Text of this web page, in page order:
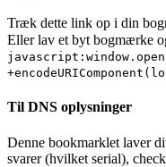
Træk dette link op i din
Eller lav et byt bogmærke
Til DNS oplysninger
Denne bookmarklet laver
svarer (hvilket serial),